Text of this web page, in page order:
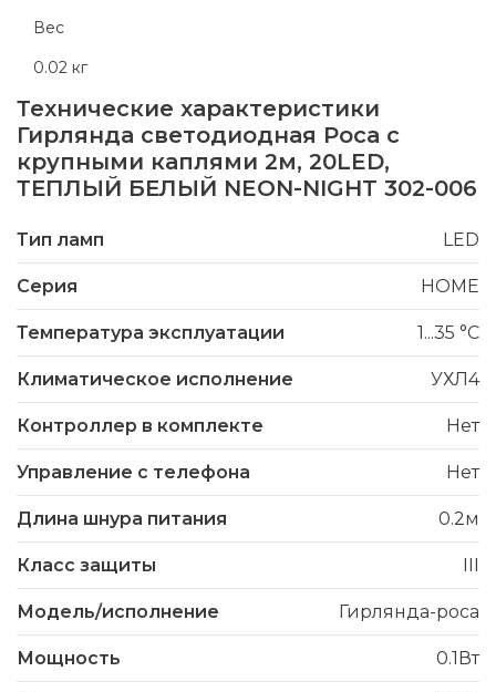
Вес
0.02 кг
Технические характеристики
Гирлянда светодиодная Роса с
крупными каплями 2м, 20LED,
ТЕПЛЫЙ БЕЛЫЙ NEON-NIGHT 302-006
Тип ламп LED
Серия HOME
Температура эксплуатации 1...35 °C
Климатическое исполнение УХЛ4
Контроллер в комплекте Нет
Управление с телефона Нет
Длина шнура питания 0.2м
Класс защиты
Модель/исполнение Гирлянда-роса
Мощность 0.1Вт